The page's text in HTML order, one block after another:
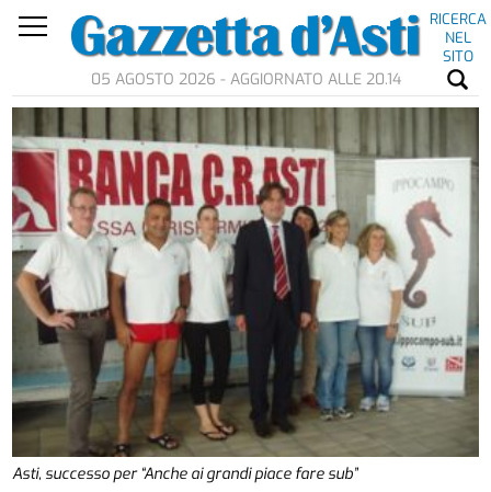
RICERCA
NEL
SITO
05 AGOSTO 2026 - AGGIORNATO ALLE 20.14
Asti, successo per “Anche ai grandi piace fare sub”